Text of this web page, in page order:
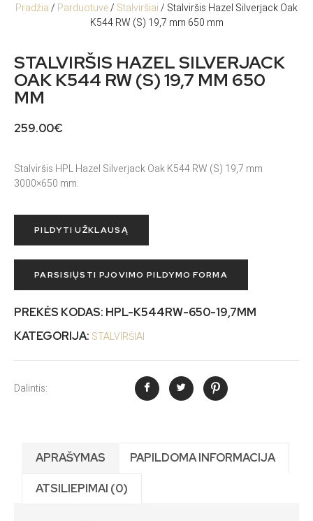
Pradžia/ Parduotuvė/ Stalviršiai/ Stalviršis Hazel Silverjack Oak
K544 RW (S) 19,7 mm 650 mm
STALVIRŠIS HAZEL SILVERJACK
OAK K544 RW (S) 19,7 MM 650
MM
259.00€
Stalviršis HPL Hazel Silverjack Oak K544 RW (S) 19,7 mm
3000×650 mm.
PILDYTI UŽKLAUSĄ
PARSISIŲSTI PJOVIMO PILDYMO FORMA
PREKĖS KODAS: HPL-K544RW-650-19,7MM
KATEGORIJA: STALVIRŠIAI
Dalintis:
APRAŠYMAS PAPILDOMA INFORMACIJA
ATSILIEPIMAI (0)